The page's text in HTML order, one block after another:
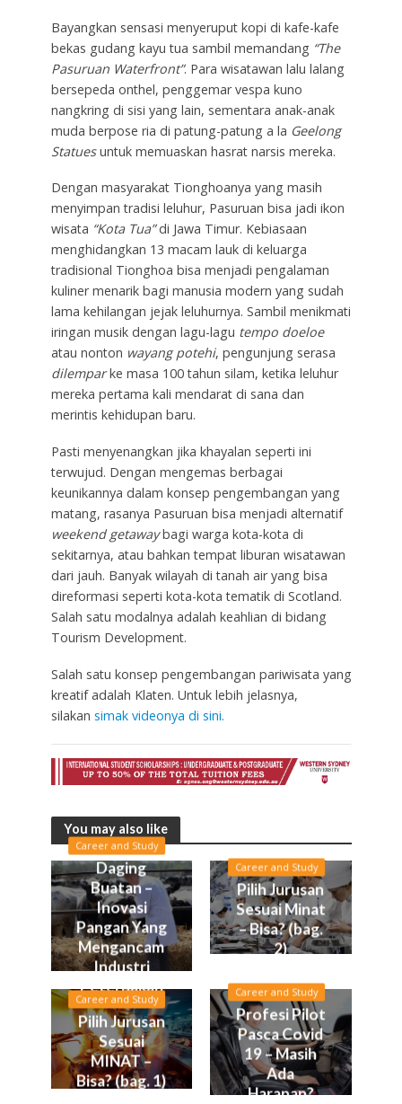
Bayangkan sensasi menyeruput kopi di kafe-kafe
bekas gudang kayu tua sambil memandang “The
Pasuruan Waterfront”. Para wisatawan lalu lalang
bersepeda onthel, penggemar vespa kuno
nangkring di sisi yang lain, sementara anak-anak
muda berpose ria di patung-patung a la Geelong
Statuesuntuk memuaskan hasrat narsis mereka.
Dengan masyarakat Tionghoanya yang masih
menyimpan tradisi leluhur, Pasuruan bisa jadi ikon
wisata “Kota Tua”di Jawa Timur. Kebiasaan
menghidangkan 13 macam lauk di keluarga
tradisional Tionghoa bisa menjadi pengalaman
kuliner menarik bagi manusia modern yang sudah
lama kehilangan jejak leluhurnya. Sambil menikmati
iringan musik dengan lagu-lagu tempo doeloe
atau nonton wayang potehi, pengunjung serasa
dilemparke masa 100 tahun silam, ketika leluhur
mereka pertama kali mendarat di sana dan
merintis kehidupan baru.
Pasti menyenangkan jika khayalan seperti ini
terwujud. Dengan mengemas berbagai
keunikannya dalam konsep pengembangan yang
matang, rasanya Pasuruan bisa menjadi alternatif
weekend getawaybagi warga kota-kota di
sekitarnya, atau bahkan tempat liburan wisatawan
dari jauh. Banyak wilayah di tanah air yang bisa
direformasi seperti kota-kota tematik di Scotland.
Salah satu modalnya adalah keahlian di bidang
Tourism Development.
Salah satu konsep pengembangan pariwisata yang
kreatif adalah Klaten. Untuk lebih jelasnya,
silakan simak videonya di sini.
You may also like
Career and Study
Daging
Buatan –
Inovasi
Pangan Yang
Mengancam
Industri
Peternakan
Career and Study
Pilih Jurusan
Sesuai Minat
– Bisa? (bag.
2)
Career and Study
Pilih Jurusan
Sesuai
MINAT –
Bisa? (bag. 1)
Career and Study
Profesi Pilot
Pasca Covid
19 – Masih
Ada
Harapan?